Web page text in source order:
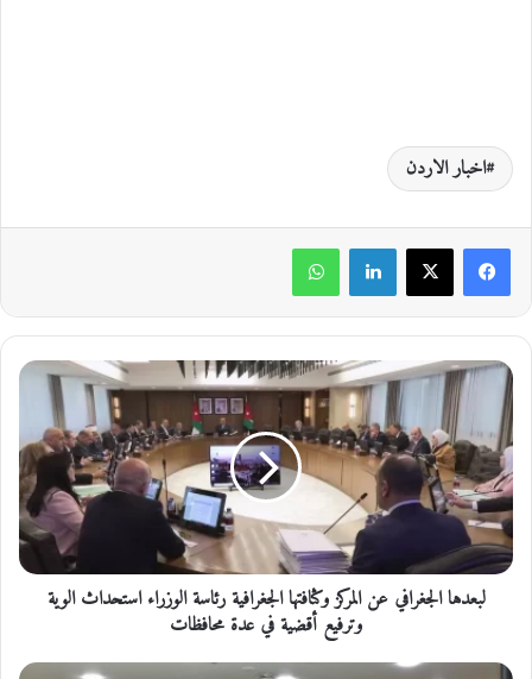
اخبار الاردن
ل
ب
ع
د
ه
ا
ا
ل
ج
ف
لبعدها الجغرافي عن المركز وكثافتها الجغرافية رئاسة الوزراء استحداث الوية
وترفيع أقضية في عدة محافظات